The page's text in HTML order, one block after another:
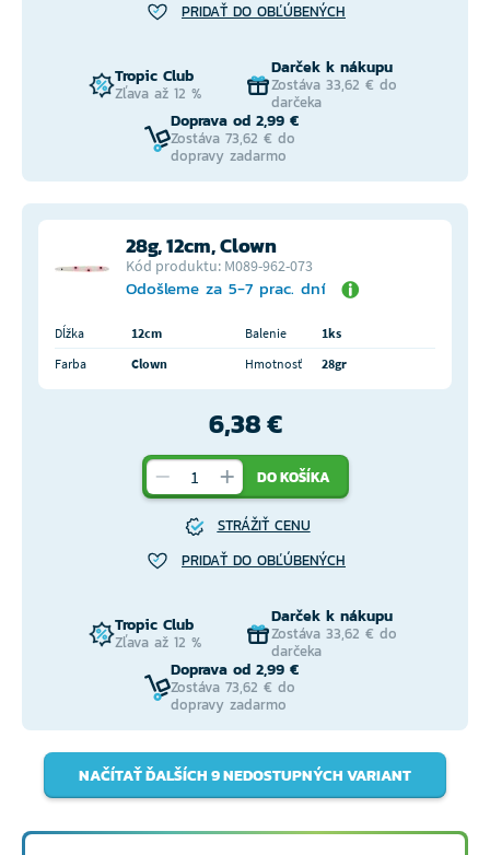
PRIDAŤ DO OBĽÚBENÝCH
Tropic Club
Zľava až 12 %
Darček k nákupu
Zostáva 33,62 € do
darčeka
Doprava od 2,99 €
Zostáva 73,62 € do
dopravy zadarmo
28g, 12cm, Clown
Kód produktu: M089-962-073
Odošleme za 5-7 prac. dní
Dĺžka 12cm Balenie
1ks
Farba
Clown Hmotnosť 28gr
6,38 €
DO KOŠÍKA
STRÁŽIŤ CENU
PRIDAŤ DO OBĽÚBENÝCH
Tropic Club
Zľava až 12 %
Darček k nákupu
Zostáva 33,62 € do
darčeka
Doprava od 2,99 €
Zostáva 73,62 € do
dopravy zadarmo
NAČÍTAŤ ĎALŠÍCH 9 NEDOSTUPNÝCH VARIANT